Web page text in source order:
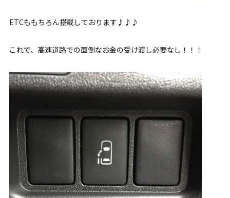
ETCももちろん搭載しております♪♪♪
これで、高速道路での面倒なお金の受け渡し必要なし！！！